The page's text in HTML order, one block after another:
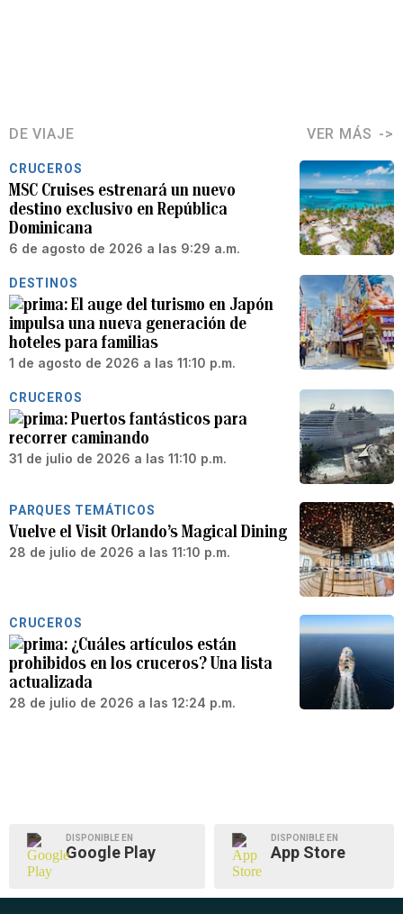
DE VIAJE VER MÁS
CRUCEROS
MSC Cruises estrenará un nuevo
destino exclusivo en República
Dominicana
6 de agosto de 2026 a las 9:29 a.m.
DESTINOS
El auge del turismo en Japón
impulsa una nueva generación de
hoteles para familias
1 de agosto de 2026 a las 11:10 p.m.
CRUCEROS
Puertos fantásticos para
recorrer caminando
31 de julio de 2026 a las 11:10 p.m.
PARQUES TEMÁTICOS
Vuelve el Visit Orlando’s Magical Dining
28 de julio de 2026 a las 11:10 p.m.
CRUCEROS
¿Cuáles artículos están
prohibidos en los cruceros? Una lista
actualizada
28 de julio de 2026 a las 12:24 p.m.
DISPONIBLE EN
Google Play
DISPONIBLE EN
App Store